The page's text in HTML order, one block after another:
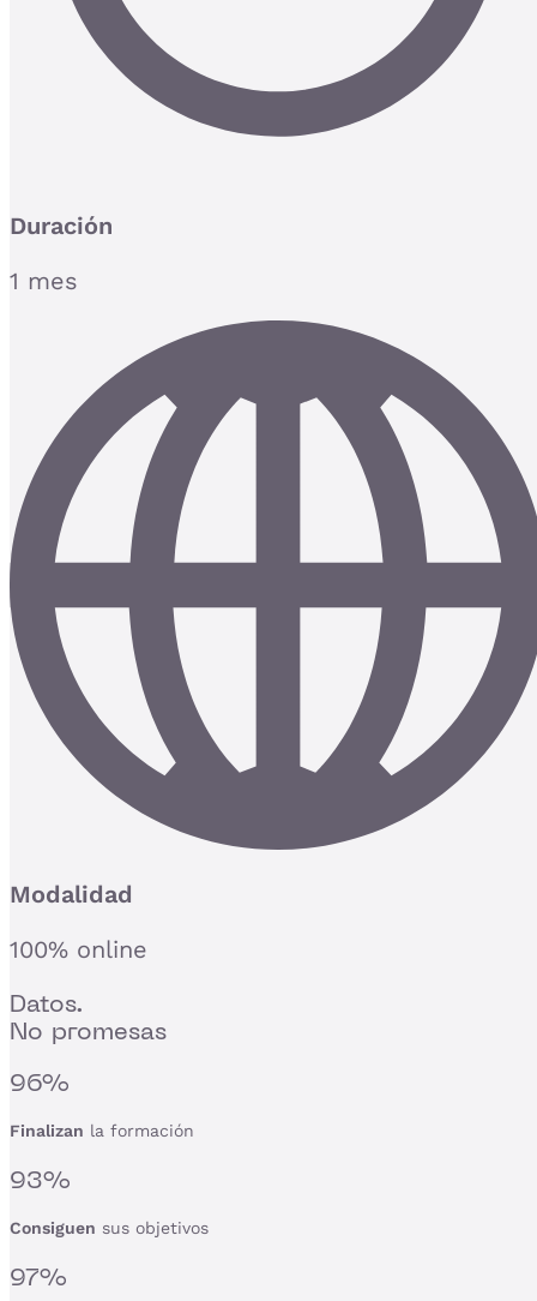
Duración
1 mes
Modalidad
100% online
Datos.
No promesas
96%
Finalizan la formación
93%
Consiguen sus objetivos
97%